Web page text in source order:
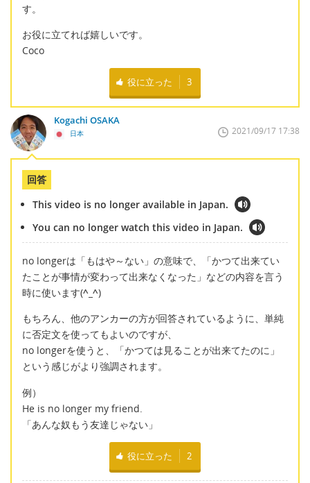
す。
お役に立てれば嬉しいです。
Coco
役に立った 3
Kogachi OSAKA
日本 2021/09/17 17:38
回答
This video is no longer available in Japan.
You can no longer watch this video in Japan.
no longerは「もはや～ない」の意味で、「かつて出来てい
たことが事情が変わって出来なくなった」などの内容を言う
時に使います(^_^)
もちろん、他のアンカーの方が回答されているように、単純
に否定文を使ってもよいのですが、
no longerを使うと、「かつては見ることが出来てたのに」
という感じがより強調されます。
例）
He is no longer my friend.
「あんな奴もう友達じゃない」
役に立った 2